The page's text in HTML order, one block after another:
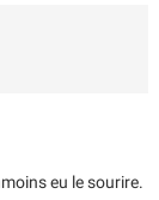
eu le sourire.